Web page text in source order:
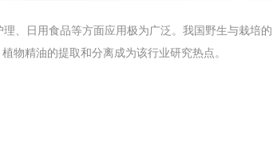
、日用食品等方面应用极为广泛。我国野生与栽培的
物精油的提取和分离成为该行业研究热点。